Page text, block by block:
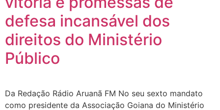
defesa incansável dos
direitos do Ministério
Público
Da Redação Rádio Aruanã FM No seu sexto mandato
como presidente da Associação Goiana do Ministério